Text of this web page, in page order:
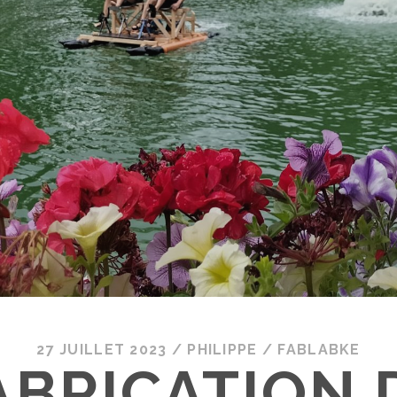
27 JUILLET 2023 / PHILIPPE / FABLABKE